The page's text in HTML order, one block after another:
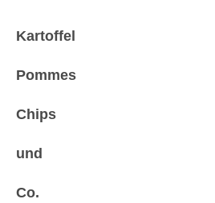
Kartoffel
Pommes
Chips
und
Co.